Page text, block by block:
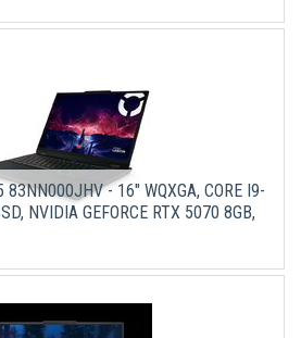
83NN000JHV - 16" WQXGA, CORE I9-
NVIDIA GEFORCE RTX 5070 8GB,
3 ÉV GARANCIÁVAL